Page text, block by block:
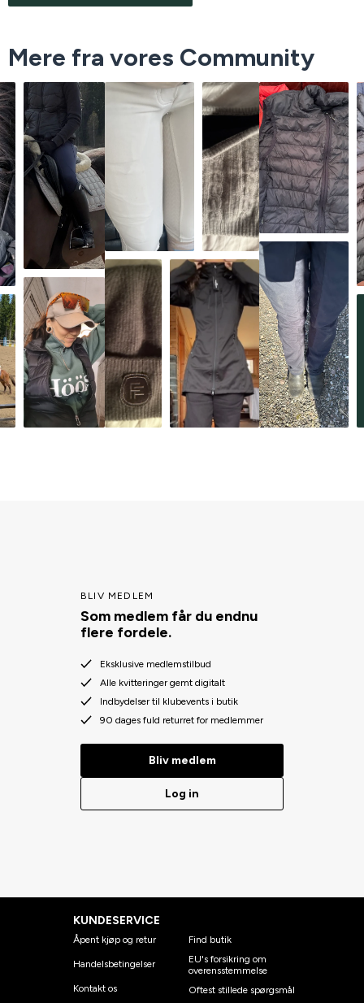
Mere fra vores Community
BLIV MEDLEM
Som medlem får du endnu
flere fordele.
Eksklusive medlemstilbud
Alle kvitteringer gemt digitalt
Indbydelser til klubevents i butik
90 dages fuld returret for medlemmer
Bliv medlem
Log in
KUNDESERVICE
Åpent kjøp og retur
Handelsbetingelser
Kontakt os
Find butik
EU's forsikring om
overensstemmelse
Oftest stillede spørgsmål